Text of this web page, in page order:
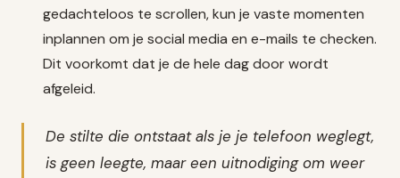
gedachteloos te scrollen, kun je vaste momenten
inplannen om je social media en e-mails te checken.
Dit voorkomt dat je de hele dag door wordt
afgeleid.
De stilte die ontstaat als je je telefoon weglegt,
is geen leegte, maar een uitnodiging om weer